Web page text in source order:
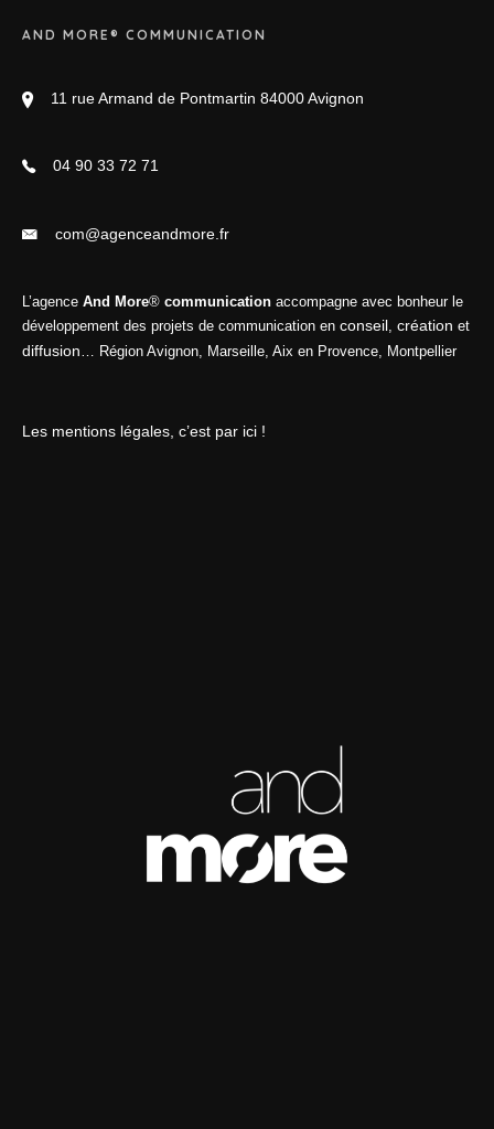
AND MORE® COMMUNICATION
11 rue Armand de Pontmartin 84000 Avignon
04 90 33 72 71
com@agenceandmore.fr
L’agence And More® communication accompagne avec bonheur le
développement des projets de communication en conseil, création et
diffusion… Région Avignon, Marseille, Aix en Provence, Montpellier
Les mentions légales, c’est par ici !